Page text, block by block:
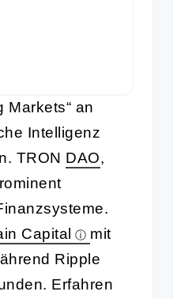
Markets“ an
Intelligenz
TRON DAO,
Capital
mit
Ripple
Erfahren